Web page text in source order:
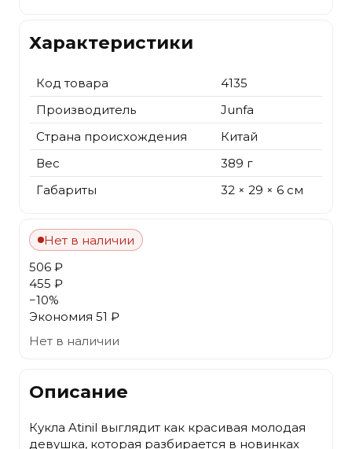
Характеристики
Код товара
4135
Производитель
Junfa
Страна происхождения
Китай
Вес
389 г
Габариты
32 × 29 × 6 см
Нет в наличии
506 ₽
455 ₽
−10%
Экономия 51 ₽
Нет в наличии
Описание
Кукла Atinil выглядит как красивая молодая
девушка, которая разбирается в новинках